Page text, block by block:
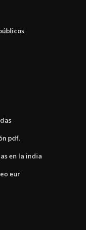
pdf.
en la india
eur